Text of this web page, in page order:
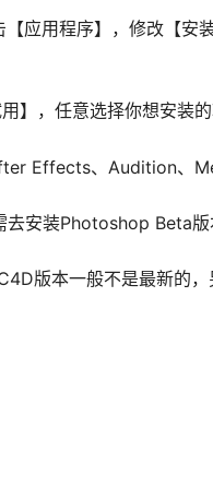
应用程序】，修改【安
】，任意选择你想安装
Effects、Audition、
去安装Photoshop Beta版
版本一般不是最新的